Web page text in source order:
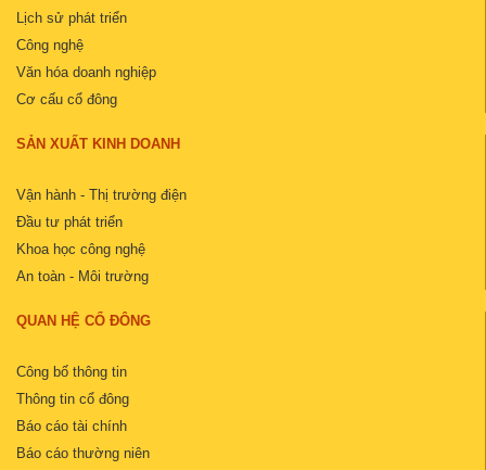
Lịch sử phát triển
Công nghệ
Văn hóa doanh nghiệp
Cơ cấu cổ đông
SẢN XUẤT KINH DOANH
Vận hành - Thị trường điện
Đầu tư phát triển
Khoa học công nghệ
An toàn - Môi trường
QUAN HỆ CỔ ĐÔNG
Công bố thông tin
Thông tin cổ đông
Báo cáo tài chính
Báo cáo thường niên